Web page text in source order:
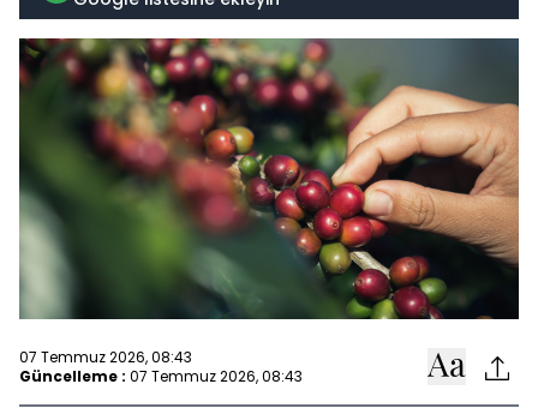
07 Temmuz 2026, 08:43
Güncelleme : 07 Temmuz 2026, 08:43